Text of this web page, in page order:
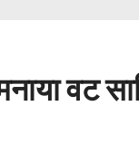
वट